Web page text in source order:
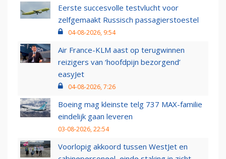
Eerste succesvolle testvlucht voor
zelfgemaakt Russisch passagierstoestel
04-08-2026, 9:54
Air France-KLM aast op terugwinnen
reizigers van ‘hoofdpijn bezorgend’
easyJet
04-08-2026, 7:26
Boeing mag kleinste telg 737 MAX-familie
eindelijk gaan leveren
03-08-2026, 22:54
Voorlopig akkoord tussen WestJet en